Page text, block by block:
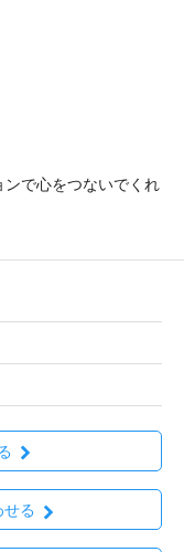
で心をつないでくれ
る